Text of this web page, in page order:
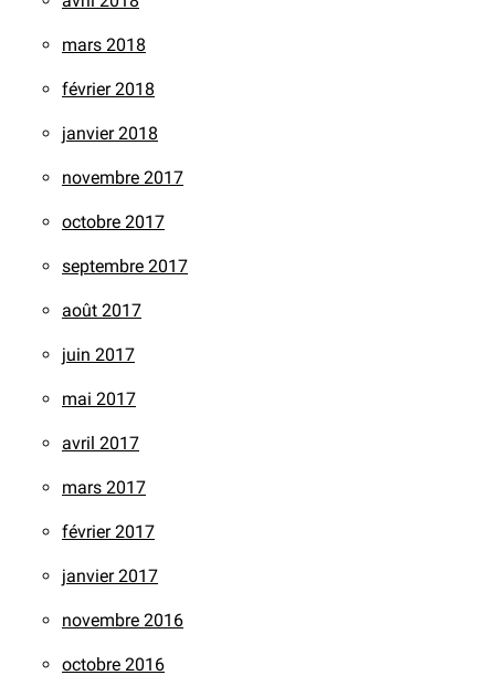
mars 2018
février 2018
janvier 2018
novembre 2017
octobre 2017
septembre 2017
août 2017
juin 2017
mai 2017
avril 2017
mars 2017
février 2017
janvier 2017
novembre 2016
octobre 2016